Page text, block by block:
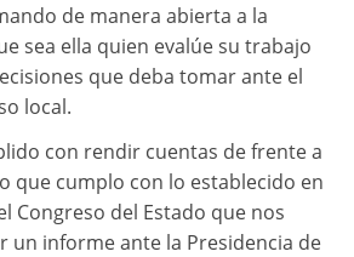
de manera abierta a la
sea ella quien evalúe su trabajo
que deba tomar ante el
local.
con rendir cuentas de frente a
que cumplo con lo establecido en
Congreso del Estado que nos
un informe ante la Presidencia de